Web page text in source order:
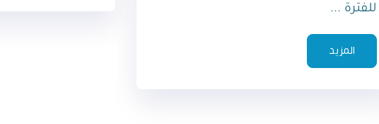
للفترة ...
المزيد